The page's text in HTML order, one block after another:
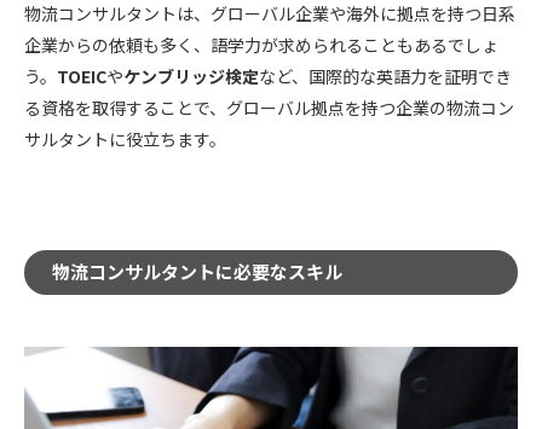
物流コンサルタントは、グローバル企業や海外に拠点を持つ日系
企業からの依頼も多く、語学力が求められることもあるでしょ
う。 TOEICやケンブリッジ検定など、国際的な英語力を証明でき
る資格を取得することで、グローバル拠点を持つ企業の物流コン
サルタントに役立ちます。
物流コンサルタントに必要なスキル